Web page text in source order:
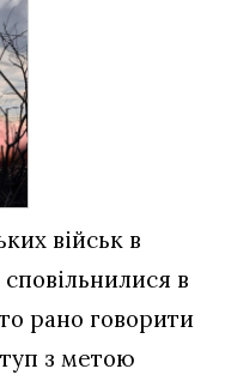
військ в
в
рано говорити
з метою